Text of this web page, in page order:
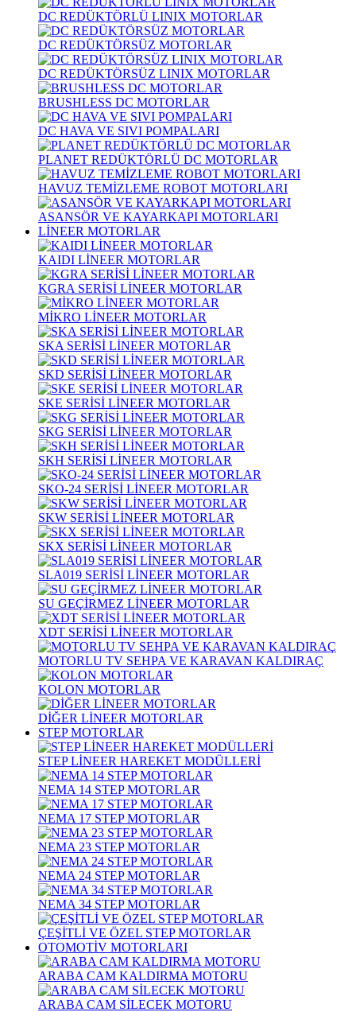
DC REDÜKTÖRLÜ LINIX MOTORLAR
DC REDÜKTÖRSÜZ MOTORLAR
DC REDÜKTÖRSÜZ LINIX MOTORLAR
BRUSHLESS DC MOTORLAR
DC HAVA VE SIVI POMPALARI
PLANET REDÜKTÖRLÜ DC MOTORLAR
HAVUZ TEMİZLEME ROBOT MOTORLARI
ASANSÖR VE KAYARKAPI MOTORLARI
LİNEER MOTORLAR
KAIDI LİNEER MOTORLAR
KGRA SERİSİ LİNEER MOTORLAR
MİKRO LİNEER MOTORLAR
SKA SERİSİ LİNEER MOTORLAR
SKD SERİSİ LİNEER MOTORLAR
SKE SERİSİ LİNEER MOTORLAR
SKG SERİSİ LİNEER MOTORLAR
SKH SERİSİ LİNEER MOTORLAR
SKO-24 SERİSİ LİNEER MOTORLAR
SKW SERİSİ LİNEER MOTORLAR
SKX SERİSİ LİNEER MOTORLAR
SLA019 SERİSİ LİNEER MOTORLAR
SU GEÇİRMEZ LİNEER MOTORLAR
XDT SERİSİ LİNEER MOTORLAR
MOTORLU TV SEHPA VE KARAVAN KALDIRAÇ
KOLON MOTORLAR
DİĞER LİNEER MOTORLAR
STEP MOTORLAR
STEP LİNEER HAREKET MODÜLLERİ
NEMA 14 STEP MOTORLAR
NEMA 17 STEP MOTORLAR
NEMA 23 STEP MOTORLAR
NEMA 24 STEP MOTORLAR
NEMA 34 STEP MOTORLAR
ÇEŞİTLİ VE ÖZEL STEP MOTORLAR
OTOMOTİV MOTORLARI
ARABA CAM KALDIRMA MOTORU
ARABA CAM SİLECEK MOTORU